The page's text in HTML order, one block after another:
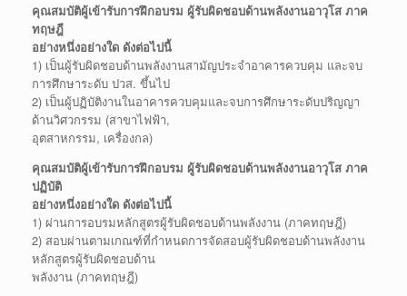
คุณสมบัติผู้เข้ารับการฝึกอบรม ผู้รับผิดชอบด้านพลังงานอาวุโส ภาค
ทฤษฎี
อย่างหนึ่งอย่างใด ดังต่อไปนี้
1) เป็นผู้รับผิดชอบด้านพลังงานสามัญประจำอาคารควบคุม และจบ
การศึกษาระดับ ปวส. ขึ้นไป
2) เป็นผู้ปฏิบัติงานในอาคารควบคุมและจบการศึกษาระดับปริญญา
ด้านวิศวกรรม (สาขาไฟฟ้า,
อุตสาหกรรม, เครื่องกล)
คุณสมบัติผู้เข้ารับการฝึกอบรม ผู้รับผิดชอบด้านพลังงานอาวุโส ภาค
ปฏิบัติ
อย่างหนึ่งอย่างใด ดังต่อไปนี้
1) ผ่านการอบรมหลักสูตรผู้รับผิดชอบด้านพลังงาน (ภาคทฤษฎี)
2) สอบผ่านตามเกณฑ์ที่กำหนดการจัดสอบผู้รับผิดชอบด้านพลังงาน
หลักสูตรผู้รับผิดชอบด้าน
พลังงาน (ภาคทฤษฎี)